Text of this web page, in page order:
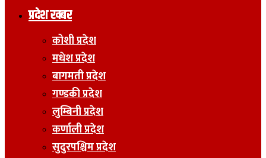
प्रदेश खबर
कोशी प्रदेश
मधेश प्रदेश
बागमती प्रदेश
गण्डकी प्रदेश
लुम्बिनी प्रदेश
कर्णाली प्रदेश
सुदुरपश्चिम प्रदेश